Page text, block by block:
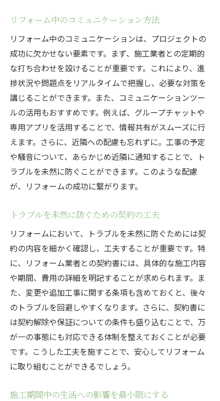
リフォーム中のコミュニケーション方法
リフォーム中のコミュニケーションは、プロジェクトの
成功に欠かせない要素です。まず、施工業者との定期的
な打ち合わせを設けることが重要です。これにより、進
捗状況や問題点をリアルタイムで把握し、必要な対策を
講じることができます。また、コミュニケーションツー
ルの活用もおすすめです。例えば、グループチャットや
専用アプリを活用することで、情報共有がスムーズに行
えます。さらに、近隣への配慮も忘れずに。工事の予定
や騒音について、あらかじめ近隣に通知することで、ト
ラブルを未然に防ぐことができます。このような配慮
が、リフォームの成功に繋がります。
トラブルを未然に防ぐための契約の工夫
リフォームにおいて、トラブルを未然に防ぐためには契
約の内容を細かく確認し、工夫することが重要です。特
に、リフォーム業者との契約書には、具体的な施工内容
や期間、費用の詳細を明記することが求められます。ま
た、変更や追加工事に関する条項も含めておくと、後々
のトラブルを回避しやすくなります。さらに、契約書に
は契約解除や保証についての条件も盛り込むことで、万
が一の事態にも対応できる体制を整えておくことが必要
です。こうした工夫を施すことで、安心してリフォーム
に取り組むことができるでしょう。
施工期間中の生活への影響を最小限にする